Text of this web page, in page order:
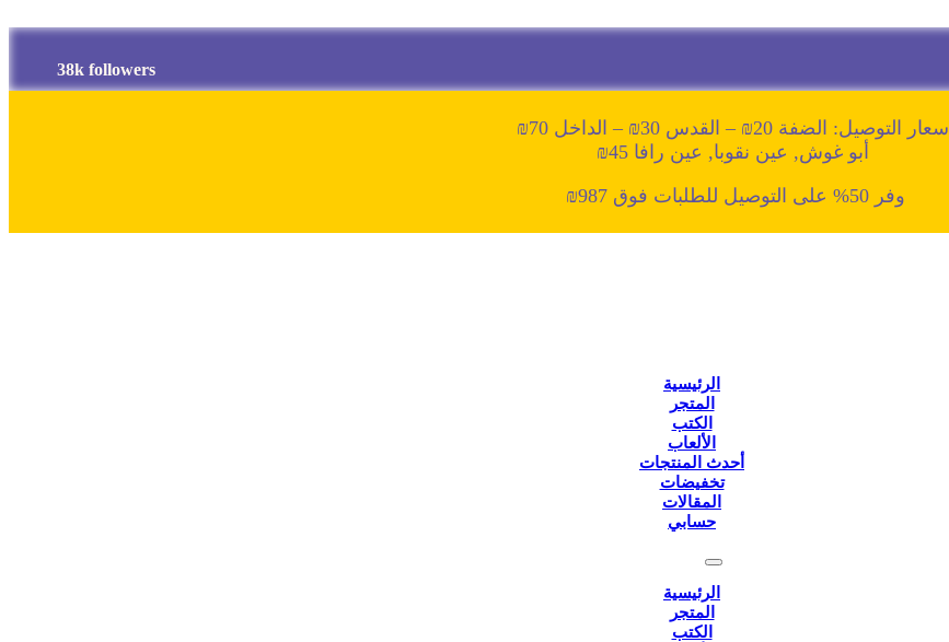
38k followers
أسعار التوصيل: الضفة 20₪ – القدس 30₪ – الداخل 70₪
أبو غوش, عين نقوبا, عين رافا 45₪
وفر 50% على التوصيل للطلبات فوق 987₪
الرئيسية
المتجر
الكتب
الألعاب
أحدث المنتجات
تخفيضات
المقالات
حسابي
الرئيسية
المتجر
الكتب